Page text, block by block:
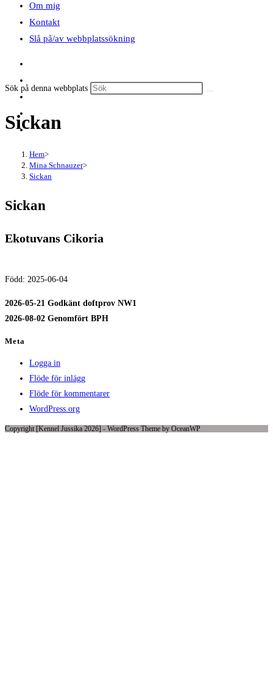
Om mig
Kontakt
Slå på/av webbplatssökning
Sök på denna webbplats
Sickan
Hem>
Mina Schnauzer>
Sickan
Sickan
Ekotuvans Cikoria
Född: 2025-06-04
2026-05-21 Godkänt doftprov NW1
2026-08-02 Genomfört BPH
Meta
Logga in
Flöde för inlägg
Flöde för kommentarer
WordPress.org
Copyright [Kennel Jussika 2026] - WordPress Theme by OceanWP